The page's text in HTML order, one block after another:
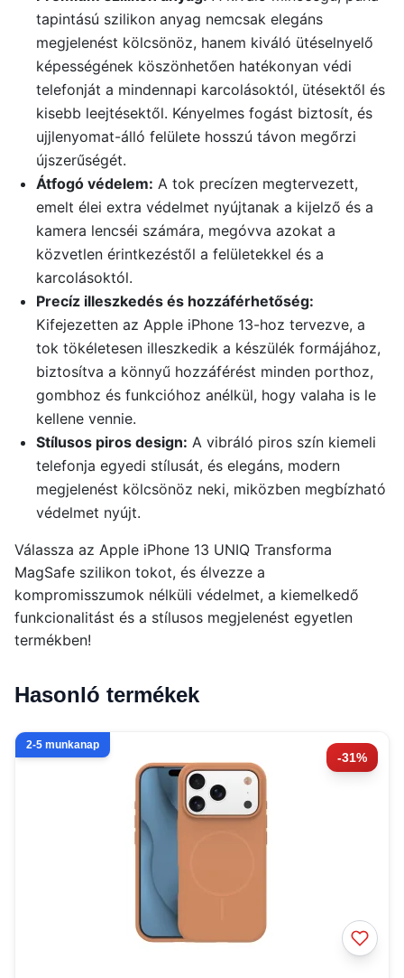
tapintású szilikon anyag nemcsak elegáns
megjelenést kölcsönöz, hanem kiváló ütéselnyelő
képességének köszönhetően hatékonyan védi
telefonját a mindennapi karcolásoktól, ütésektől és
kisebb leejtésektől. Kényelmes fogást biztosít, és
ujjlenyomat-álló felülete hosszú távon megőrzi
újszerűségét.
Átfogó védelem: A tok precízen megtervezett,
emelt élei extra védelmet nyújtanak a kijelző és a
kamera lencséi számára, megóvva azokat a
közvetlen érintkezéstől a felületekkel és a
karcolásoktól.
Precíz illeszkedés és hozzáférhetőség:
Kifejezetten az Apple iPhone 13-hoz tervezve, a
tok tökéletesen illeszkedik a készülék formájához,
biztosítva a könnyű hozzáférést minden porthoz,
gombhoz és funkcióhoz anélkül, hogy valaha is le
kellene vennie.
Stílusos piros design: A vibráló piros szín kiemeli
telefonja egyedi stílusát, és elegáns, modern
megjelenést kölcsönöz neki, miközben megbízható
védelmet nyújt.
Válassza az Apple iPhone 13 UNIQ Transforma
MagSafe szilikon tokot, és élvezze a
kompromisszumok nélküli védelmet, a kiemelkedő
funkcionalitást és a stílusos megjelenést egyetlen
termékben!
Hasonló termékek
-31%
2-5 munkanap